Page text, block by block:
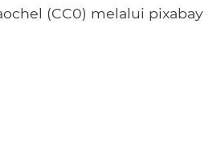
(CC0) melalui pixabay